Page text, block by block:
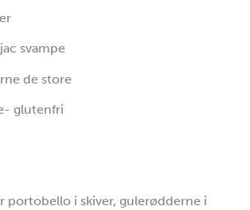
svampe
de store
glutenfri
portobello i skiver, gulerødderne i